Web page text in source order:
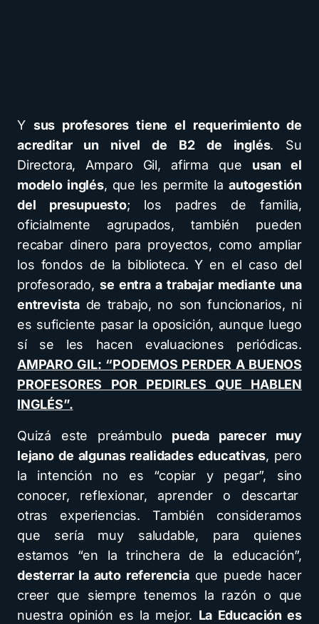
Y sus profesores tiene el requerimiento de
acreditar un nivel de B2 de inglés. Su
Directora, Amparo Gil, afirma que usan el
modelo inglés, que les permite la autogestión
del presupuesto; los padres de familia,
oficialmente agrupados, también pueden
recabar dinero para proyectos, como ampliar
los fondos de la biblioteca. Y en el caso del
profesorado,se entra a trabajar mediante una
entrevista de trabajo, no son funcionarios, ni
es suficiente pasar la oposición, aunque luego
sí se les hacen evaluaciones periódicas.
AMPARO GIL: “PODEMOS PERDER A BUENOS
PROFESORES POR PEDIRLES QUE HABLEN
INGLÉS”.
Quizá este preámbulo pueda parecer muy
lejano de algunas realidades educativas, pero
la intención no es “copiar y pegar”, sino
conocer, reflexionar, aprender o descartar
otras experiencias. También consideramos
que sería muy saludable, para quienes
estamos “en la trinchera de la educación”,
desterrar la auto referenciaque puede hacer
creer que siempre tenemos la razón o que
nuestra opinión es la mejor. La Educación es